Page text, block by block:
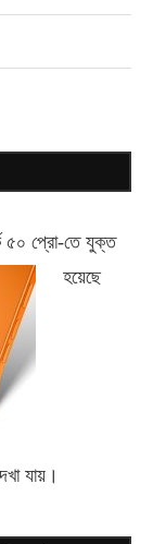
৫০ প্রো-তে যুক্ত
হয়েছে
যায়।